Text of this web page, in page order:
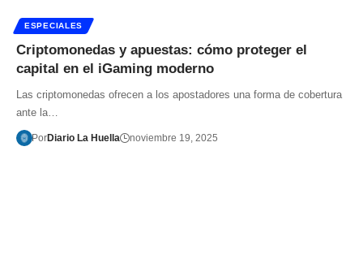
ESPECIALES
Criptomonedas y apuestas: cómo proteger el
capital en el iGaming moderno
Las criptomonedas ofrecen a los apostadores una forma de cobertura
ante la…
PorDiario La Huella noviembre 19, 2025